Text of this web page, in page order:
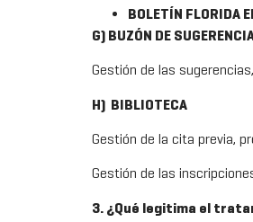
BOLETÍN FLORIDA
G) BUZÓN DE
Gestión de las
H) BIBLIOTECA
Gestión de la cita previa,
Gestión de las
3. ¿Qué legitima el